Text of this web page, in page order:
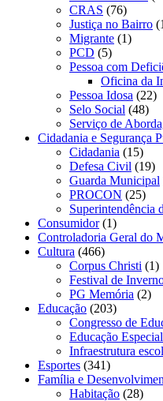
CRAS (76)
Justiça no Bairro
Migrante (1)
PCD (5)
Pessoa com
Oficina da
Pessoa Idosa (22)
Selo Social (48)
Serviço de
Cidadania e Segurança
Cidadania (15)
Defesa Civil (19)
Guarda Municipal
PROCON (25)
Superintendência
Consumidor(1)
Controladoria Geral do
Cultura (466)
Corpus Christi (1)
Festival de
PG Memória (2)
Educação (203)
Congresso de
Educação
Infraestrutura
Esportes (341)
Família e
Habitação (28)